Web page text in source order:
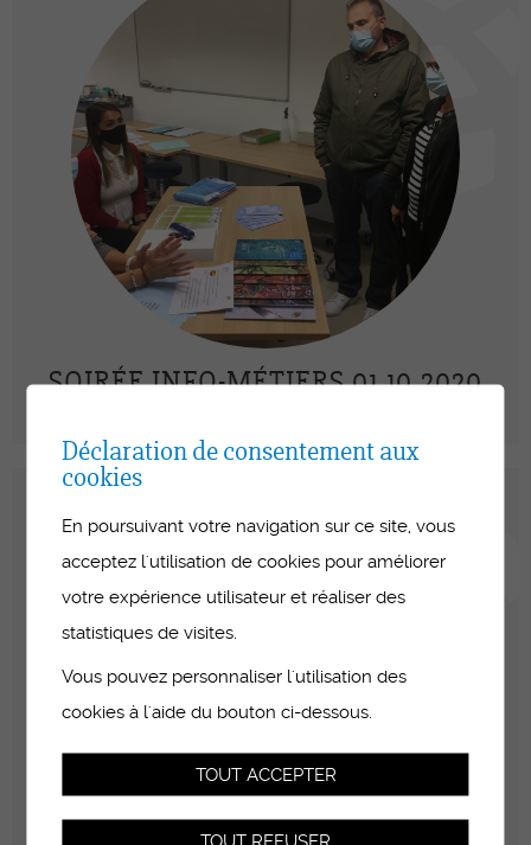
SOIRÉE INFO-MÉTIERS 01.10.2020
Déclaration de consentement aux
cookies
En poursuivant votre navigation sur ce site, vous
acceptez l'utilisation de cookies pour améliorer
votre expérience utilisateur et réaliser des
statistiques de visites.
Vous pouvez personnaliser l'utilisation des
cookies à l'aide du bouton ci-dessous.
TOUT ACCEPTER
TOUT REFUSER